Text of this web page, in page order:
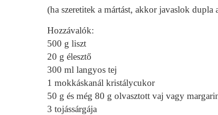
(ha szeretitek a mártást, akkor javaslok dupla
Hozzávalók:
500 g liszt
20 g élesztő
300 ml langyos tej
1 mokkáskanál kristálycukor
50 g és még 80 g olvasztott vaj vagy
3 tojássárgája